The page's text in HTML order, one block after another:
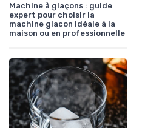
Machine à glaçons : guide
expert pour choisir la
machine glacon idéale à la
maison ou en professionnelle